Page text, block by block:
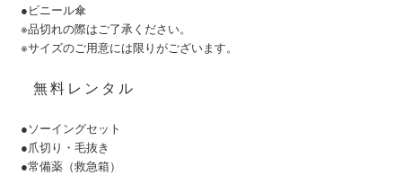
●ビニール傘
※品切れの際はご了承ください。
※サイズのご用意には限りがございます。
無料レンタル
●ソーイングセット
●爪切り・毛抜き
●常備薬（救急箱）